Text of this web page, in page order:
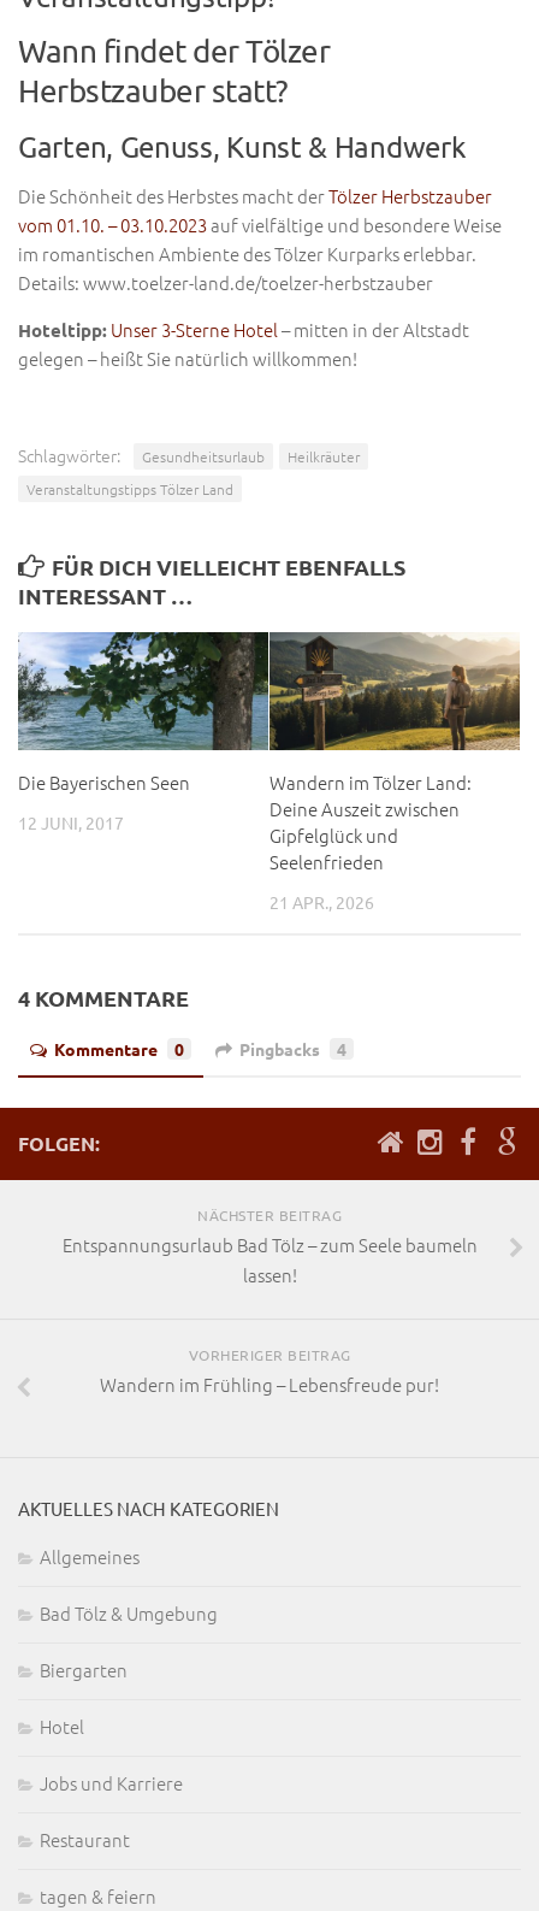
Wann findet der Tölzer
Herbstzauber statt?
Garten, Genuss, Kunst & Handwerk
Die Schönheit des Herbstes macht derTölzer Herbstzauber
vom 01.10. – 03.10.2023auf vielfältige und besondere Weise
im romantischen Ambiente des Tölzer Kurparks erlebbar.
Details: www.toelzer-land.de/toelzer-herbstzauber
Hoteltipp: Unser 3-Sterne Hotel– mitten in der Altstadt
gelegen – heißt Sie natürlich willkommen!
Schlagwörter: Gesundheitsurlaub
Heilkräuter
Veranstaltungstipps Tölzer Land
FÜR DICH VIELLEICHT EBENFALLS
INTERESSANT …
Die Bayerischen Seen
12 JUNI, 2017
Wandern im Tölzer Land:
Deine Auszeit zwischen
Gipfelglück und
Seelenfrieden
21 APR., 2026
4 KOMMENTARE
Kommentare 0 Pingbacks 4
FOLGEN:
NÄCHSTER BEITRAG
Entspannungsurlaub Bad Tölz – zum Seele baumeln
lassen!
VORHERIGER BEITRAG
Wandern im Frühling – Lebensfreude pur!
AKTUELLES NACH KATEGORIEN
Allgemeines
Bad Tölz & Umgebung
Biergarten
Hotel
Jobs und Karriere
Restaurant
tagen & feiern